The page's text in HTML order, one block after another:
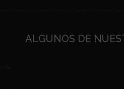
ALGUNOS DE